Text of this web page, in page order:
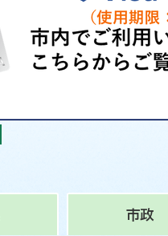
市政